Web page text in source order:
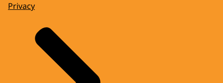
Privacy